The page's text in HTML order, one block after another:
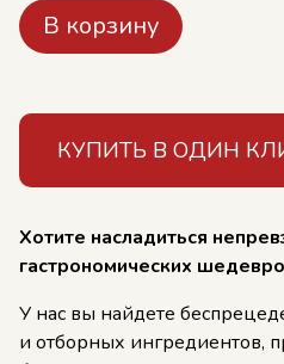
В корзину
КУПИТЬ В ОДИН
Хотите насладиться
гастрономических
У нас вы найдете
и отборных